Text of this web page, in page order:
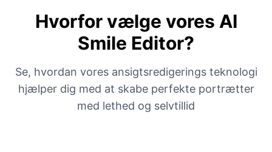
Hvorfor vælge vores AI
Smile Editor?
Se, hvordan vores ansigtsredigerings teknologi
hjælper dig med at skabe perfekte portrætter
med lethed og selvtillid